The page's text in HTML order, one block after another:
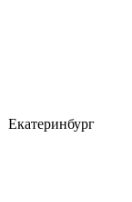
Екатеринбург